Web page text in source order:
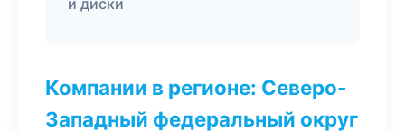
и диски
Компании в регионе: Северо-
Западный федеральный округ